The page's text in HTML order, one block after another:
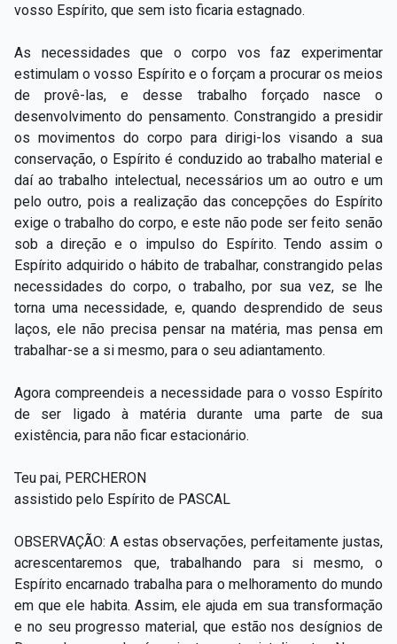
vosso Espírito, que sem isto ficaria estagnado.
As necessidades que o corpo vos faz experimentar
estimulam o vosso Espírito e o forçam a procurar os meios
de provê-las, e desse trabalho forçado nasce o
desenvolvimento do pensamento. Constrangido a presidir
os movimentos do corpo para dirigi-los visando a sua
conservação, o Espírito é conduzido ao trabalho material e
daí ao trabalho intelectual, necessários um ao outro e um
pelo outro, pois a realização das concepções do Espírito
exige o trabalho do corpo, e este não pode ser feito senão
sob a direção e o impulso do Espírito. Tendo assim o
Espírito adquirido o hábito de trabalhar, constrangido pelas
necessidades do corpo, o trabalho, por sua vez, se lhe
torna uma necessidade, e, quando desprendido de seus
laços, ele não precisa pensar na matéria, mas pensa em
trabalhar-se a si mesmo, para o seu adiantamento.
Agora compreendeis a necessidade para o vosso Espírito
de ser ligado à matéria durante uma parte de sua
existência, para não ficar estacionário.
Teu pai, PERCHERON
assistido pelo Espírito de PASCAL
OBSERVAÇÃO: A estas observações, perfeitamente justas,
acrescentaremos que, trabalhando para si mesmo, o
Espírito encarnado trabalha para o melhoramento do mundo
em que ele habita. Assim, ele ajuda em sua transformação
e no seu progresso material, que estão nos desígnios de